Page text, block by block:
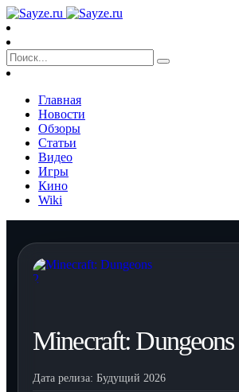
Главная
Новости
Обзоры
Статьи
Видео
Игры
Кино
Wiki
Minecraft:
Дата релиза: Будущий 2026